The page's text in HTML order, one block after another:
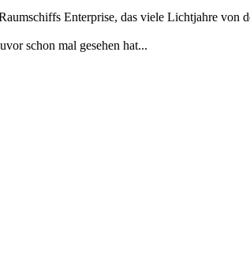
Enterprise, das viele Lichtjahre von
schon mal gesehen hat...